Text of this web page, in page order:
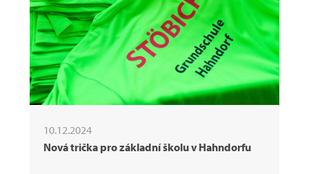
10.12.2024
Nová trička pro základní školu v Hahndorfu